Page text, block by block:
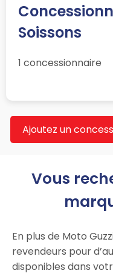
Soissons
1 concessionnaire
Ajoutez un
Vous
En plus de Moto
revendeurs pour
disponibles dans